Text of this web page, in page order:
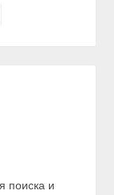
поиска и